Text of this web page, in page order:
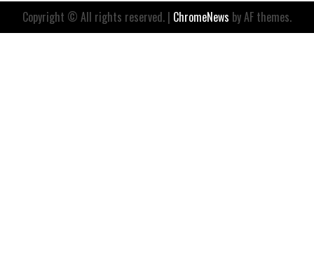
Copyright © All rights reserved. | ChromeNews by AF themes.